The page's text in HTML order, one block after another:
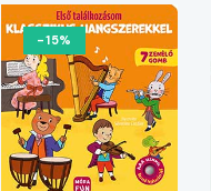
-15%